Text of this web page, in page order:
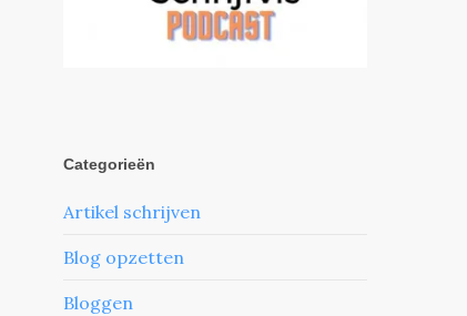
Categorieën
Artikel schrijven
Blog opzetten
Bloggen